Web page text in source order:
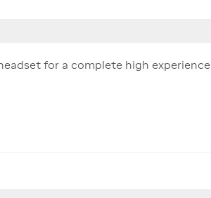
for a complete high experience